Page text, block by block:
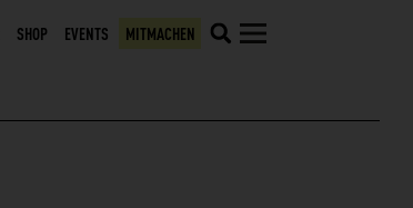
SHOP EVENTS MITMACHEN